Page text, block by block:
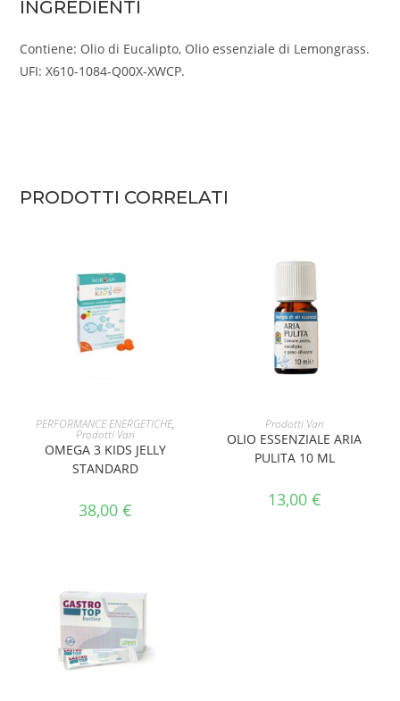
INGREDIENTI
Contiene: Olio di Eucalipto, Olio essenziale di Lemongrass.
UFI: X610-1084-Q00X-XWCP.
PRODOTTI CORRELATI
AGGIUNGI AL CARRELLO
PERFORMANCE ENERGETICHE,
Prodotti Vari
OMEGA 3 KIDS JELLY
STANDARD
38,00€
AGGIUNGI AL CARRELLO
Prodotti Vari
OLIO ESSENZIALE ARIA
PULITA 10 ML
13,00 €